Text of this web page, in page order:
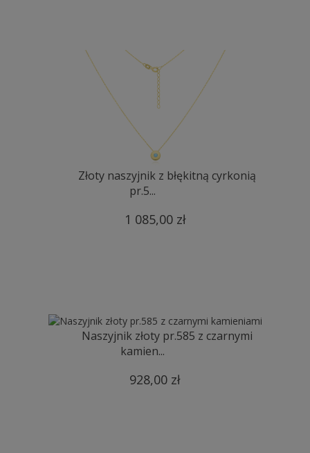
Złoty naszyjnik z błękitną cyrkonią
pr.5...
1 085,00 zł
Naszyjnik złoty pr.585 z czarnymi
kamien...
928,00 zł